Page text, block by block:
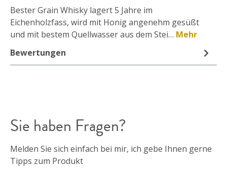
Bester Grain Whisky lagert 5 Jahre im
Eichenholzfass, wird mit Honig angenehm gesüßt
und mit bestem Quellwasser aus dem Stei… Mehr
Bewertungen
Sie haben Fragen?
Melden Sie sich einfach bei mir, ich gebe Ihnen gerne
Tipps zum Produkt